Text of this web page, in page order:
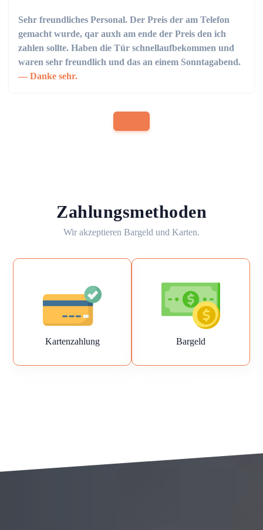
Sehr freundliches Personal. Der Preis der am Telefon
gemacht wurde, qar auxh am ende der Preis den ich
zahlen sollte. Haben die Tür schnellaufbekommen und
waren sehr freundlich und das an einem Sonntagabend.
Danke sehr.
Zahlungsmethoden
Wir akzeptieren Bargeld und Karten.
Kartenzahlung Bargeld